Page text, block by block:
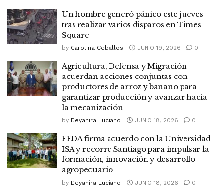
Un hombre generó pánico este jueves
tras realizar varios disparos en Times
Square
by Carolina Ceballos JUNIO 19, 2026 0
Agricultura, Defensa y Migración
acuerdan acciones conjuntas con
productores de arroz y banano para
garantizar producción y avanzar hacia
la mecanización
by Deyanira Luciano JUNIO 18, 2026 0
FEDA firma acuerdo con la Universidad
ISA y recorre Santiago para impulsar la
formación, innovación y desarrollo
agropecuario
by Deyanira Luciano JUNIO 18, 2026 0